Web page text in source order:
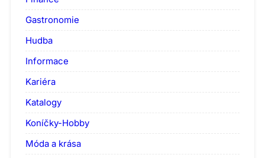
Gastronomie
Hudba
Informace
Kariéra
Katalogy
Koníčky-Hobby
Móda a krása